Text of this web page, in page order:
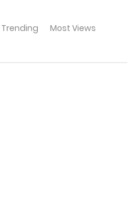
Trending
Most Views